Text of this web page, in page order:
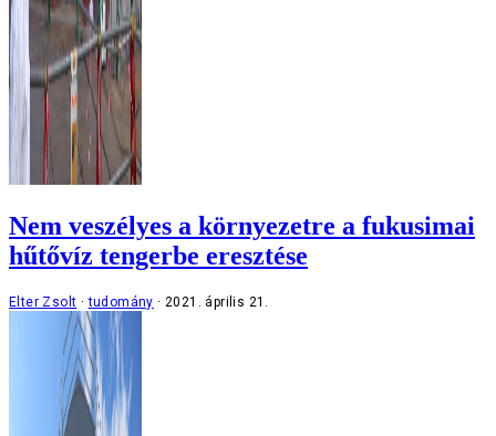
Nem veszélyes a környezetre a fukusimai
hűtővíz tengerbe eresztése
Elter Zsolt tudomány 2021. április 21.